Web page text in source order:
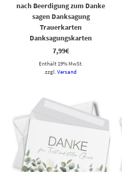
nach Beerdigung zum Danke
sagen Danksagung
Trauerkarten
Danksagungskarten
7,99€
Enthält 19% MwSt.
zzgl.Versand